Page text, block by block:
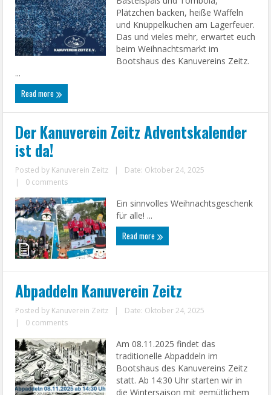
Plätzchen backen, heiße Waffeln
und Knüppelkuchen am Lagerfeuer.
Das und vieles mehr, erwartet euch
beim Weihnachtsmarkt im
Bootshaus des Kanuvereins Zeitz.
...
Read more
Der Kanuverein Zeitz Adventskalender
ist da!
Posted by Kanuverein Zeitz |
Date: Oktober 24, 2025
|
0 comments
Ein sinnvolles Weihnachtsgeschenk
für alle! ...
Read more
Abpaddeln Kanuverein Zeitz
Posted by Kanuverein Zeitz |
Date: Oktober 24, 2025
|
0 comments
Am 08.11.2025 findet das
traditionelle Abpaddeln im
Bootshaus des Kanuvereins Zeitz
statt. Ab 14:30 Uhr starten wir in
die Wintersaison mit gemütlichem